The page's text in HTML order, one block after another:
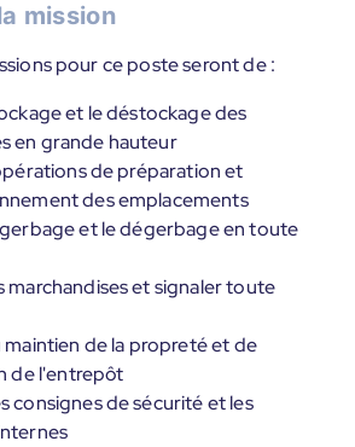
mission
pour ce poste seront de :
et le déstockage des
en grande hauteur
de préparation et
des emplacements
et le dégerbage en toute
marchandises et signaler toute
maintien de la propreté et de
de l'entrepôt
consignes de sécurité et les